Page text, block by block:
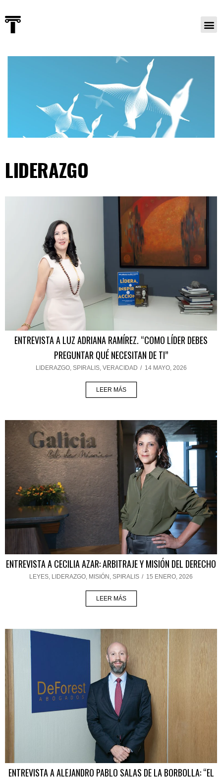
LIDERAZGO
ENTREVISTA A LUZ ADRIANA RAMÍREZ. “COMO LÍDER DEBES
PREGUNTAR QUÉ NECESITAN DE TI”
LIDERAZGO, SPIRALIS, VERACIDAD / 14 MAYO, 2026
LEER MÁS
ENTREVISTA A CECILIA AZAR: ARBITRAJE Y MISIÓN DEL DERECHO
LEYES, LIDERAZGO, MISIÓN, SPIRALIS / 15 ENERO, 2026
LEER MÁS
ENTREVISTA A ALEJANDRO PABLO SALAS DE LA BORBOLLA: “EL